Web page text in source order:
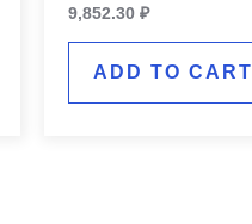
Rated
out
9,852.30 ₽
ADD TO CART